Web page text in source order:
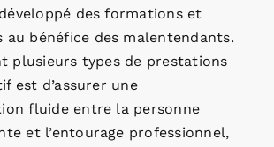
des formations et
au bénéfice des malentendants.
plusieurs types de prestations
est d’assurer une
fluide entre la personne
et l’entourage professionnel,